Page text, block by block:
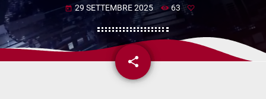
today 29 SETTEMBRE 2025 63
share
email